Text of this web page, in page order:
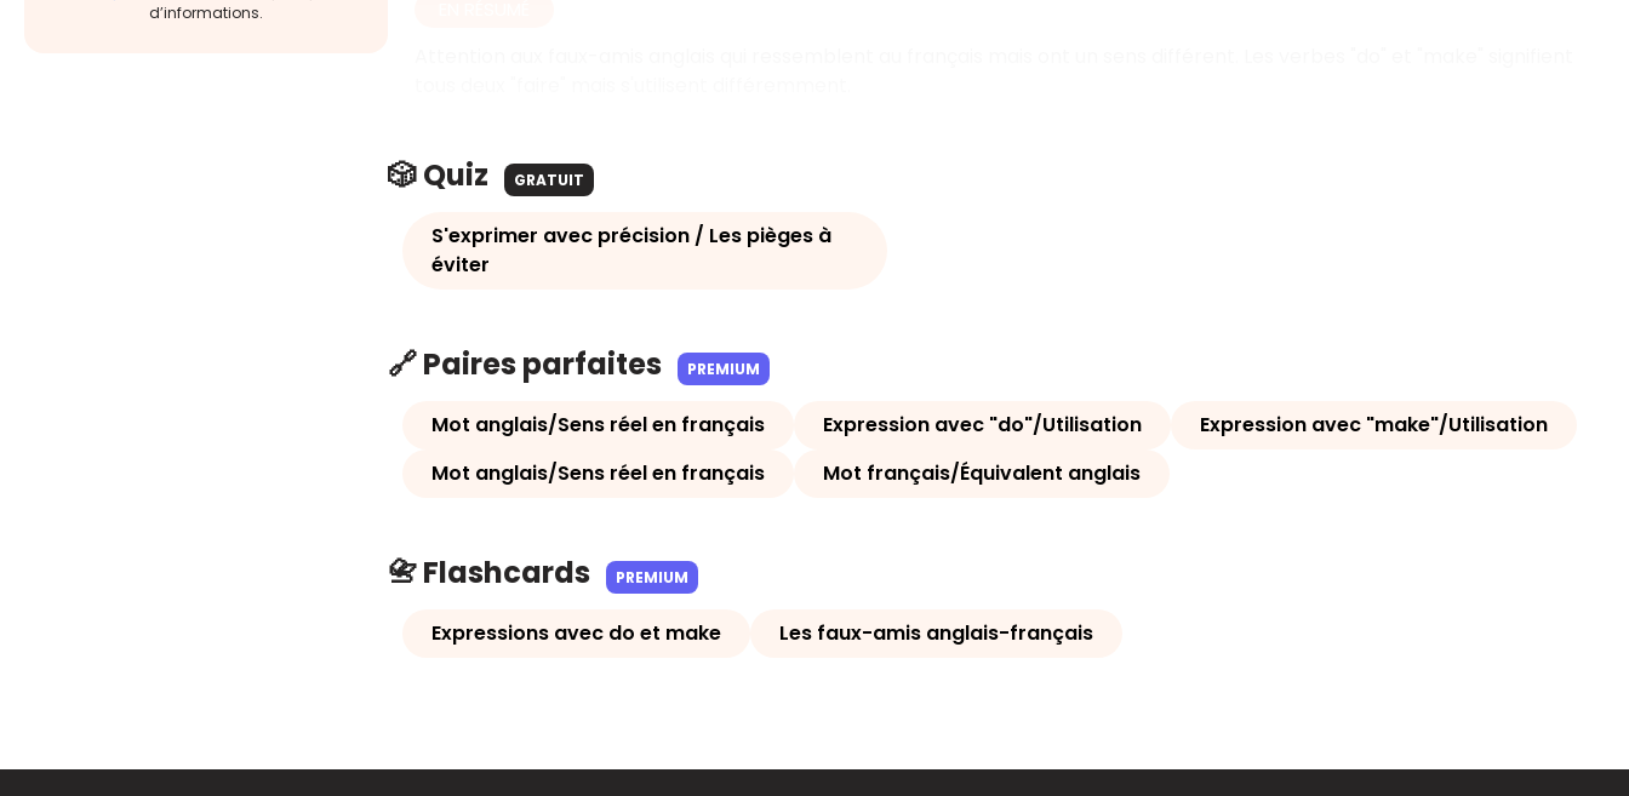
d’informations.
🎲 Quiz GRATUIT
S'exprimer avec précision / Les pièges à
éviter
🔗 Paires parfaites PREMIUM
Mot anglais/Sens réel en français Expression avec "do"/Utilisation
Expression avec "make"/Utilisation
Mot anglais/Sens réel en français
Mot français/Équivalent anglais
📇 Flashcards PREMIUM
Expressions avec do et make Les faux-amis anglais-français